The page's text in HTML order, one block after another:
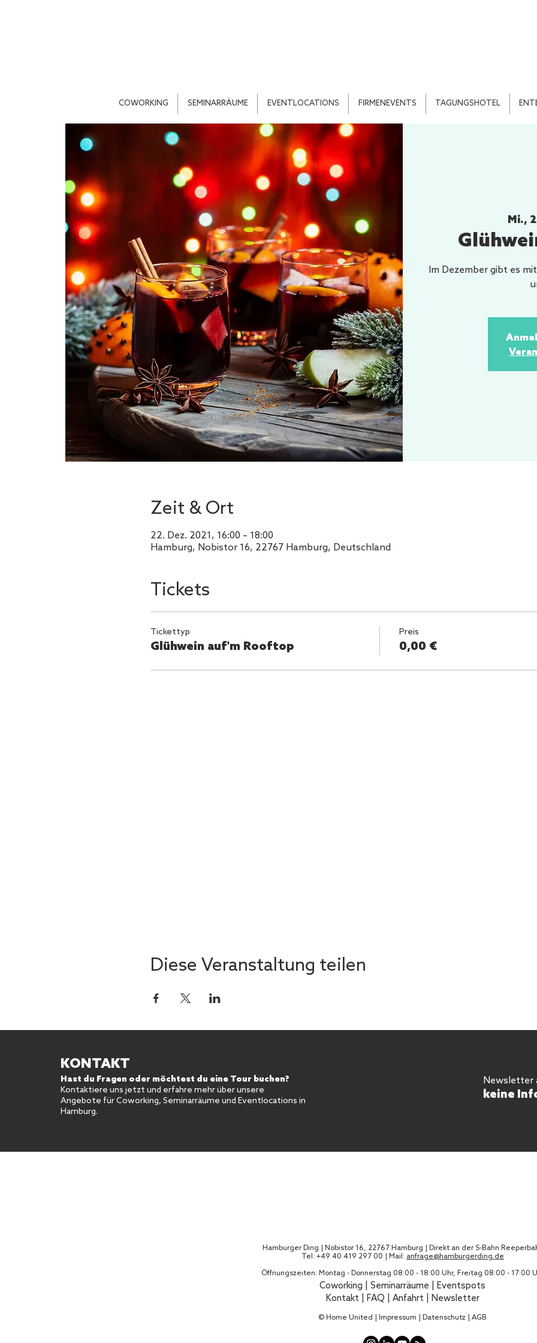
COWORKING SEMINARRÄUME EVENTLOCATIONS FIRMENEVENTS TAGUNGSHOTEL
Mi.,
Im Dezember gibt es
Zeit & Ort
22. Dez. 2021, 16:00 – 18:00
Hamburg, Nobistor 16, 22767 Hamburg, Deutschland
Tickets
Tickettyp
Glühwein auf'm Rooftop
Preis
0,00 €
Diese Veranstaltung teilen
KONTAKT
Hast du Fragen oder möchtest du eine Tour buchen?
Kontaktiere uns jetzt und erfahre mehr über unsere
Angebote für Coworking, Seminarräume und Eventlocations in
Hamburg.
Newsletter
keine
Hamburger Ding | Nobistor 16, 22767 Hamburg | Direkt an der S-Bahn
Tel: +49 40 419 297 00 | Mail: anfrage@hamburgerding.de
Öffnungszeiten: Montag - Donnerstag 08:00 - 18:00 Uhr, Freitag 08:00 - 17:00
Coworking Seminarräume
Eventspots
Kontakt
FAQ Anfahrt | Newsletter
© Home United | Impressum Datenschutz AGB